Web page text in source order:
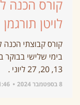
קורס הכנה
לויטן תורגמן
קורס קבוצתי הכנה
13, 20, 27 ליוני .
8 בספטמבר 2024